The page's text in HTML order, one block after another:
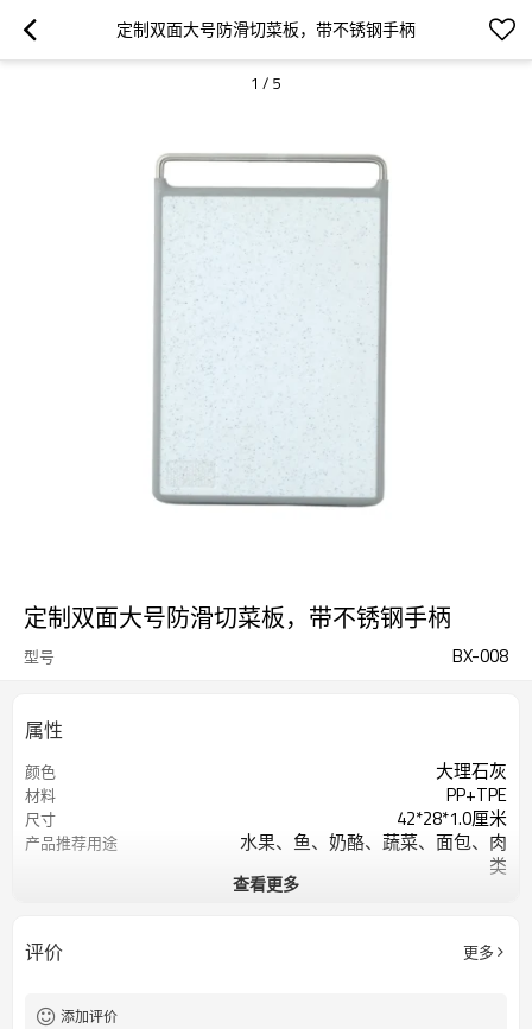
定制双面大号防滑切菜板，带不锈钢手柄
1 / 5
定制双面大号防滑切菜板，带不锈钢手柄
型号 BX-008
属性
颜色 大理石灰
材料 PP+TPE
尺寸 42*28*1.0厘米
产品推荐用途
水果、鱼、奶酪、蔬菜、面包、肉
类
查看更多
评价 更多
添加评价